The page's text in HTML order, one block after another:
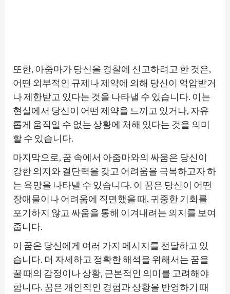
또한, 아줌마가 당신을 경찰에 신고하려고 한 것은,
어떤 외부적인 규제나 제약에 의해 당신이 억압받거
나 제한받고 있다는 것을 나타낼 수 있습니다. 이는
현실에서 당신이 어떤 제약을 느끼고 있거나, 자유
롭게 움직일 수 없는 상황에 처해 있다는 것을 의미
할 수 있습니다.
마지막으로, 꿈 속에서 아줌마와의 싸움은 당신이
강한 의지와 결단력을 갖고 어려움을 극복하고자 하
는 욕망을 나타낼 수 있습니다. 이 꿈은 당신이 어떤
장애물이나 어려움에 직면했을 때, 귀중한 기회를
포기하지 않고 싸움을 통해 이겨내려는 의지를 보여
줍니다.
이 꿈은 당신에게 여러 가지 메시지를 전달하고 있
습니다. 더 자세하고 정확한 해석을 위해서는 꿈을
꿀 때의 감정이나 상황, 근본적인 의미를 고려해야
합니다. 꿈은 개인적인 경험과 상황을 반영하기 때